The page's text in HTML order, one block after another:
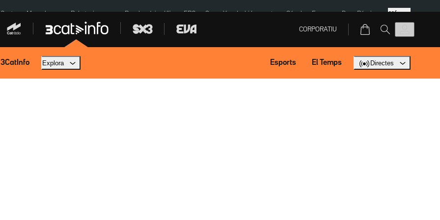
Mercabarna Robatoris coure Bombardejos Kíiv ERC SpaceX Isaki Lacuesta Sánchez Europa Dron Rússia Més
CORPORATIU
3CatInfo Explora Esports El Temps Directes